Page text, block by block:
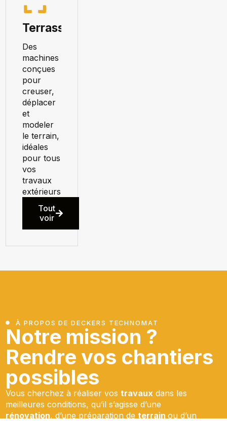
Terrassement
Des
machines
conçues
pour
creuser,
déplacer
et
modeler
le terrain,
idéales
pour tous
vos
travaux
extérieurs.
Tout
voir
À PROPOS DE DECKERS TECHNOMAT
Notre mission ?
Rendre vos chantiers
possibles
Vous cherchez à réaliser vostravaux dans les
meilleures conditions, qu’il s’agisse d’une
rénovation, d’une préparation deterrainou d’un